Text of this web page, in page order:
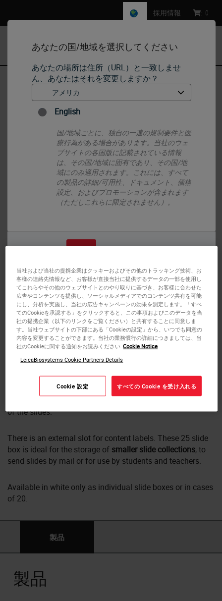
あなたの国/地域を選択してください
あなたの場所は住所（URL）と一致しませ
ん、あなたはそれを変更しますか？
English
国/地域ごとに、独自の一連の規制要件と医
療行為がある場合があります。当社のウェ
ブサイトの各国版に記載されている情報
は、その国/地域に固有であり、その国/地
域にのみ適用されます。これには、すべて
の製品の詳細/可用性、ドキュメント、価格
設定、およびプロモーションが含まれます
（ただしこれらに限定されません）。
はい また いいえ
採用情報 : 0
Histology Consumables
Archiving, Transport & Storage •
25 Slide Box for Specimen Transport
25 Slide Box for Specimen
Transport
The 25 Slide Box is made of high impact polystyrene to
securely hold 25 slides. The slots are numbered, with an
index in the lid, which is tight fitting to ensure complete
protection of the slides.
When the top of the slide box is removed, each slide
projects above the edge of the base enablingeasy removal
of the slides.
There is an external slot for content labels. These 25 slide
box is ideal for the storage of smaller slide collections, to
send slides by mail or for use by students and teachers.
Available in white only as individual slide boxes or in cases
of 20.
製品
製品
当社および当社の提携企業はクッキーおよびその他のトラッキング技術、お
客様の連絡先情報など、お客様が直接当社に提供するデータの一部を使用し
てこれらやその他のウェブサイトとのやり取りに基づき、お客様に合わせた
広告やコンテンツを提供し、ソーシャルメディアでのコンテンツ共有を可能
にし、分析を実施し、当社の広告キャンペーンの効果を測定します。「すべ
てのCookieを承認する」をクリックすると、この事項およびこのデータを当
社の提携企業（以下のリンクをご覧ください）と共有することに同意しま
す。当社ウェブサイトの下部にある「Cookieの設定」から、いつでも同意の
内容を変更することができます。当社の業務慣行の詳細につきましては、当
社のCookieに関する通知をお読みください Cookie Notice
LeicaBiosystems Cookie Partners Details
Cookie 設定 すべての Cookie を受け入れる